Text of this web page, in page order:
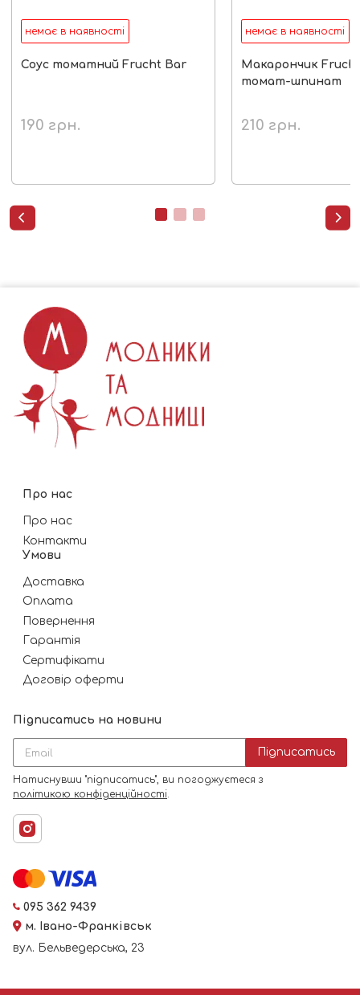
немає в наявності
Соус томатний Frucht Bar
190 грн.
немає в наявності
Макарончик
томат-шпинат
210 грн.
 
Про нас
Про нас
Контакти
Умови
Доставка
Оплата
Повернення
Гарантія
Сертифікати
Договір оферти
Підписатись на новини
Підписатись
Натиснувши "підписатись", ви погоджуєтеся з
політикою конфіденційності.
095 362 9439
м. Івано-Франківськ
вул. Бельведерська, 23